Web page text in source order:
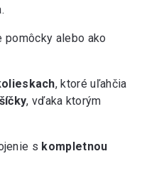
pomôcky alebo ako
, ktoré uľahčia
, vďaka ktorým
s kompletnou